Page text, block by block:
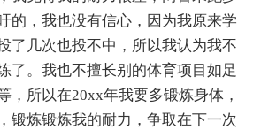
的，我也没有信心，因为我原来学
了几次也投不中，所以我认为我不
了。我也不擅长别的体育项目如足
，所以在20xx年我要多锻炼身体，
锻炼锻炼我的耐力，争取在下一次